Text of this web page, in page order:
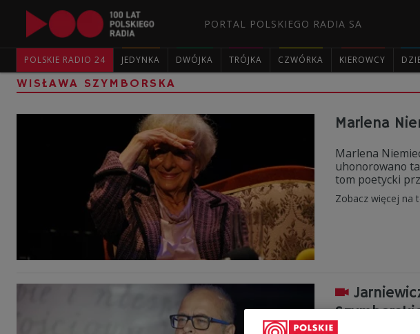
PORTAL POLSKIEGO RADIA SA
POLSKIE RADIO 24 JEDYNKA DWÓJKA TRÓJKA CZWÓRKA KIEROWCY
WISŁAWA SZYMBORSKA
Marlena
Marlena
uhonorowano
tom poetycki
Zobacz więcej na